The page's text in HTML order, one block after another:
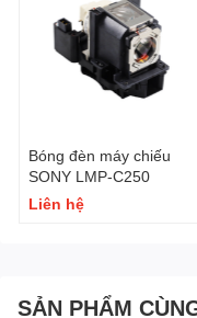
Bóng đèn máy chiếu
SONY LMP-C250
Liên hệ
SẢN PHẨM